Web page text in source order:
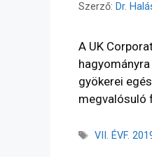
Szerző: Dr.
A UK
gyökerei
megvalósuló
VII. ÉVF.